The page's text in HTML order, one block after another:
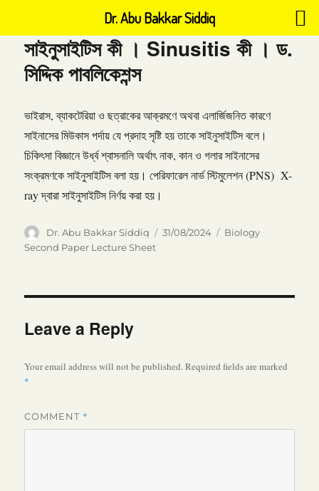
সাইনুসাইটিস কী । Sinusitis কী । ড.
সিদ্দিক পাবলিকেশন্স
ভাইরাস, ব্যাকটেরিয়া ও ছত্রাকের আক্রমণে অথবা এলার্জিজনিত কারণে
সাইনাসের মিউকাস পর্দায় যে প্রদাহ সৃষ্টি হয় তাকে সাইনুসাইটিস বলে।
চিকিৎসা বিজ্ঞানে উর্ধ্ব শ্বাসনালি অর্থাৎ নাক, কান ও গলার সাইনাসের
সংক্রমণকে সাইনুসাইটিস বলা হয়। পেরিফারেল নার্ভ স্টিমুলেশন (PNS) X-
ray দ্বারা সাইনুসাইটিস নির্ণয় করা হয়।
Author
Dr. Abu Bakkar Siddiq
Posted
31/08/2024 Categories
Biology
Second Paper Lecture Sheet
Leave a Reply
Your email address will not be published.Required fields are marked
*
COMMENT *
Dr. Abu Bakkar Siddiq